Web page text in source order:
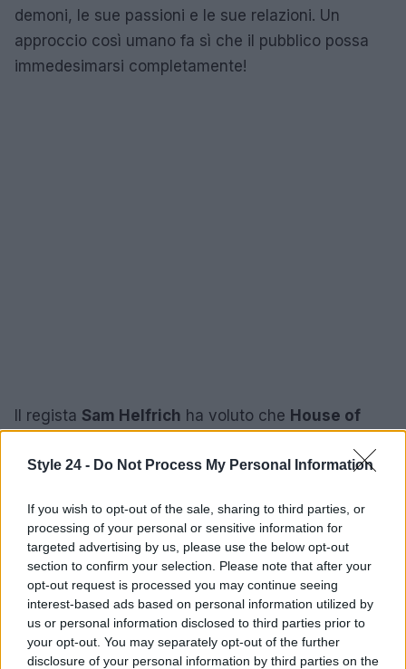
Style 24 - Do Not Process My Personal Information
If you wish to opt-out of the sale, sharing to third parties, or
processing of your personal or sensitive information for
targeted advertising by us, please use the below opt-out
section to confirm your selection. Please note that after your
opt-out request is processed you may continue seeing
interest-based ads based on personal information utilized by
us or personal information disclosed to third parties prior to
your opt-out. You may separately opt-out of the further
disclosure of your personal information by third parties on the
demoni, le sue passioni e le sue relazioni. Un
approccio così umano fa sì che il pubblico possa
immedesimarsi completamente!
Il regista Sam Helfrich ha voluto che House of
semplice spettacolo teatrale, invitando il pubblico a
non solo come stilista, ma come artista e uomo. Lo
spettacolo gioca con la percezione, immergendo
gli spettatori in un mondo dove la moda diventa un
linguaggio universale di espressione e liberazione.
Hai mai pensato a quanto possa essere potente la
moda come forma d’arte?